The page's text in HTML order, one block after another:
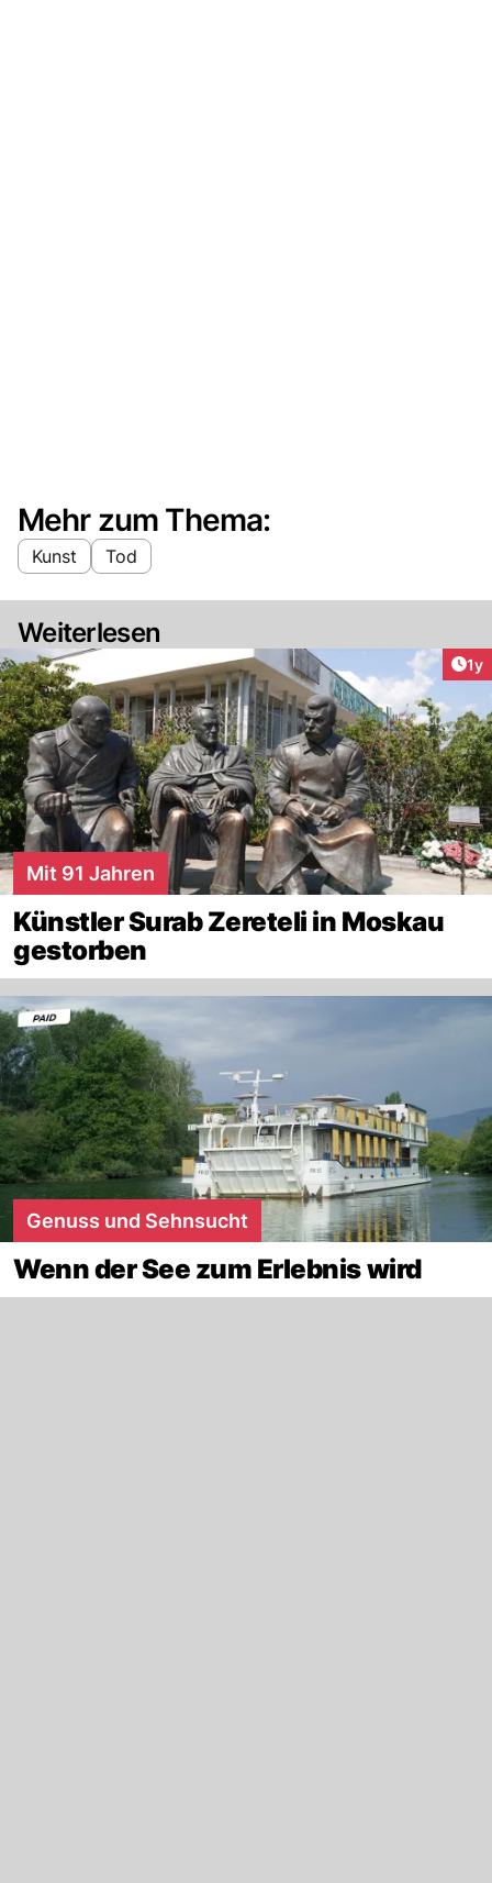
Mehr zum Thema:
Kunst Tod
Weiterlesen
1y
Mit 91 Jahren
Künstler Surab Zereteli in Moskau
gestorben
Genuss und Sehnsucht
Wenn der See zum Erlebnis wird